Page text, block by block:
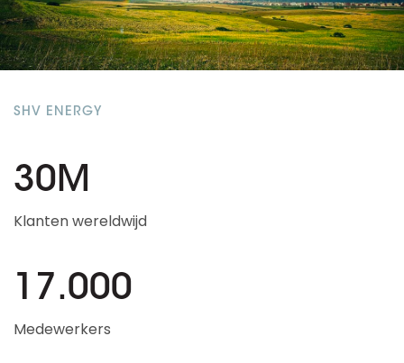
SHV ENERGY
30M
Klanten wereldwijd
17.000
Medewerkers